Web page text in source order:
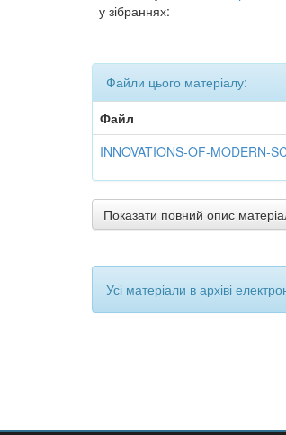
у зібраннях:
Файли цього матеріалу:
Файл
INNOVATIONS-OF-MODERN-
Показати повний опис
Усі матеріали в архіві